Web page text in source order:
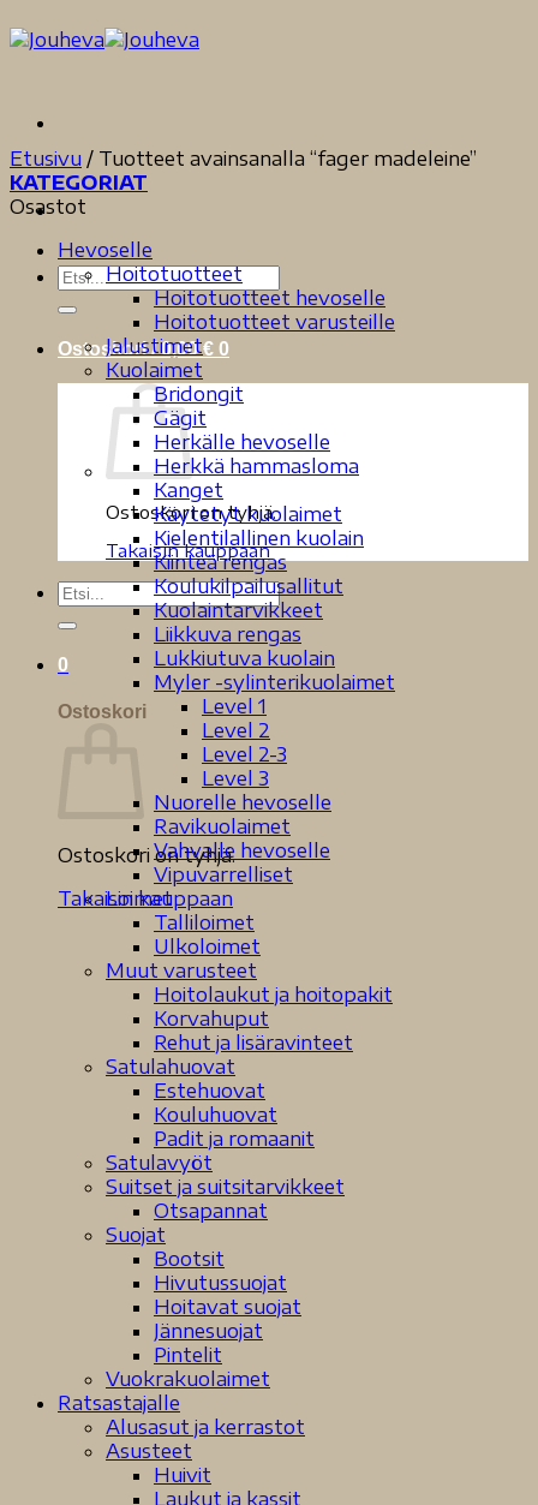
to
Etsi:
Ostoskori /0,00€ 0
Ostoskori on tyhjä.
Takaisin kauppaan
Etsi:
0
Ostoskori
Ostoskori on tyhjä.
Takaisin kauppaan
Etusivu / Tuotteet avainsanalla “fager madeleine”
KATEGORIAT
Osastot
Hevoselle
Hoitotuotteet
Hoitotuotteet hevoselle
Hoitotuotteet varusteille
Jalustimet
Kuolaimet
Bridongit
Gägit
Herkälle hevoselle
Herkkä hammasloma
Kanget
Käytetyt kuolaimet
Kielentilallinen kuolain
Kiinteä rengas
Koulukilpailusallitut
Kuolaintarvikkeet
Liikkuva rengas
Lukkiutuva kuolain
Myler -sylinterikuolaimet
Level 1
Level 2
Level 2-3
Level 3
Nuorelle hevoselle
Ravikuolaimet
Vahvalle hevoselle
Vipuvarrelliset
Loimet
Talliloimet
Ulkoloimet
Muut varusteet
Hoitolaukut ja hoitopakit
Korvahuput
Rehut ja lisäravinteet
Satulahuovat
Estehuovat
Kouluhuovat
Padit ja romaanit
Satulavyöt
Suitset ja suitsitarvikkeet
Otsapannat
Suojat
Bootsit
Hivutussuojat
Hoitavat suojat
Jännesuojat
Pintelit
Vuokrakuolaimet
Ratsastajalle
Alusasut ja kerrastot
Asusteet
Huivit
Laukut ja kassit